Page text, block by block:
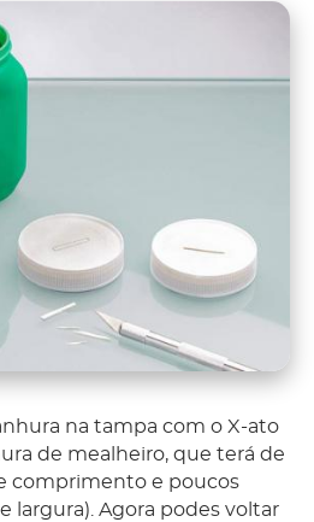
na tampa com o X-ato
de mealheiro, que terá de
comprimento e poucos
largura). Agora podes voltar